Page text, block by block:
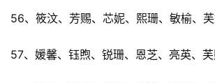
56、筱汶、芳赐、芯妮、熙珊、敏榆、
57、媛馨、钰煦、锐珊、恩芝、亮英、